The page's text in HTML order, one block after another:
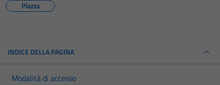
Piazza
INDICE DELLA PAGINA
Modalità di accesso